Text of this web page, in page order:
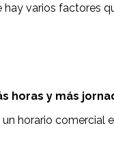
varios
horas y más
horario comercial